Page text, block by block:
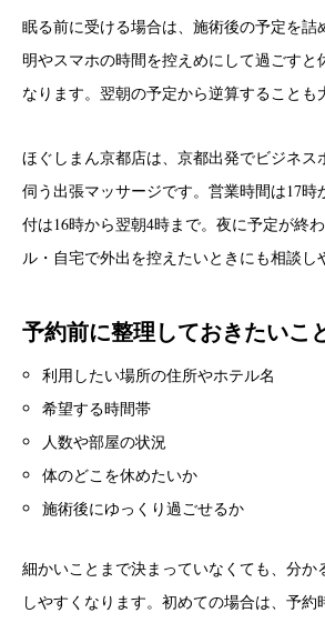
眠る前に受ける場合は、施術後の予定を詰
明やスマホの時間を控えめにして過ごすと
なります。翌朝の予定から逆算することも
ほぐしまん京都店は、京都出発でビジネス
伺う出張マッサージです。営業時間は17時
付は16時から翌朝4時まで。夜に予定が終
ル・自宅で外出を控えたいときにも相談し
予約前に整理しておきたいこ
利用したい場所の住所やホテル名
希望する時間帯
人数や部屋の状況
体のどこを休めたいか
施術後にゆっくり過ごせるか
細かいことまで決まっていなくても、分か
しやすくなります。初めての場合は、予